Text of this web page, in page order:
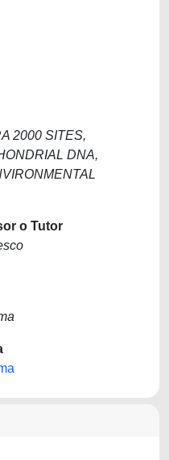
2000 SITES,
DNA,
o Tutor